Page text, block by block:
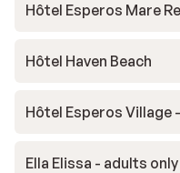
Hôtel Esperos Mare
Hôtel Haven Beach
Hôtel Esperos Village
Ella Elissa - adults